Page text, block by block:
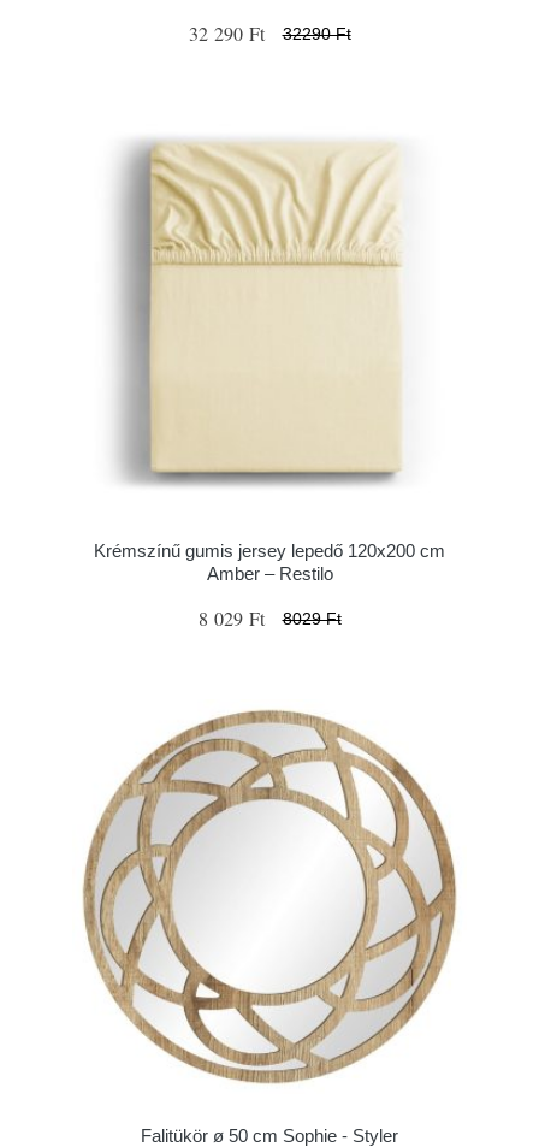
32 290 Ft 32290 Ft
Krémszínű gumis jersey lepedő 120x200 cm
Amber – Restilo
8 029 Ft 8029 Ft
Falitükör ø 50 cm Sophie - Styler